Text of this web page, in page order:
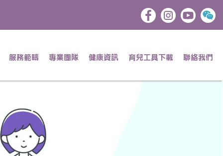
服務範疇 專業團隊 健康資訊 育兒工具下載 聯絡我們